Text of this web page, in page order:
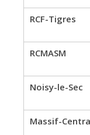
RCF-Tigres
RCMASM
Noisy-le-Sec
Massif-